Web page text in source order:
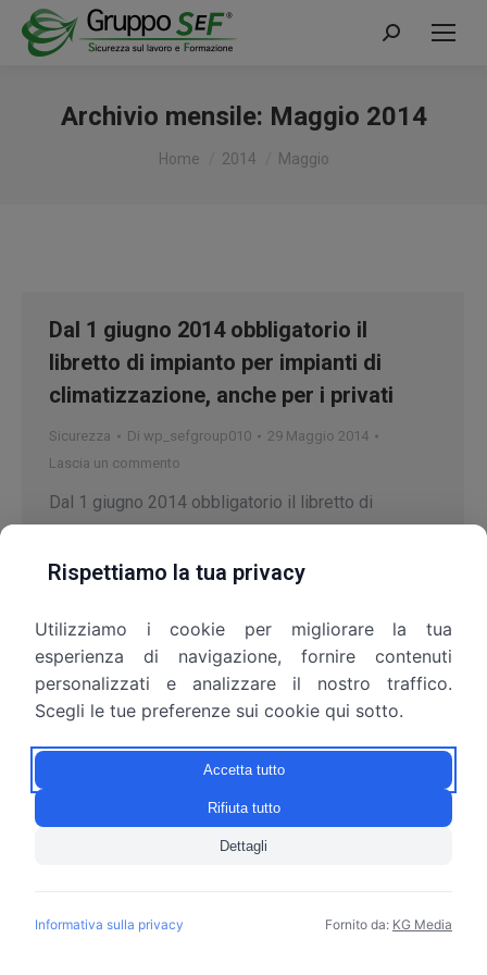
Cerca:
Archivio mensile: Maggio 2014
Tu sei qui:
Home 2014 Maggio
Dal 1 giugno 2014 obbligatorio il
libretto di impianto per impianti di
climatizzazione, anche per i privati
Sicurezza Di wp_sefgroup010
29 Maggio 2014
Lascia un commento
Dal 1 giugno 2014 obbligatorio il libretto di
i privati A partire dal 1 giugno i documenti che
installati in casa, in ufficio o in azienda verranno
modificati. Saranno quindi composti da più schede
modulabili a seconda delle caratteristiche
dell’impianto. E diventano obbligatori…
© Copyright 2010 - 2026 Gruppo SEF S.r.l. - P.IVA 10209820967
Rispettiamo la tua privacy
Utilizziamo i cookie per migliorare la tua
esperienza di navigazione, fornire contenuti
personalizzati e analizzare il nostro traffico.
Scegli le tue preferenze sui cookie qui sotto.
Accetta tutto
Rifiuta tutto
Dettagli
Informativa sulla privacy Fornito da: KG Media